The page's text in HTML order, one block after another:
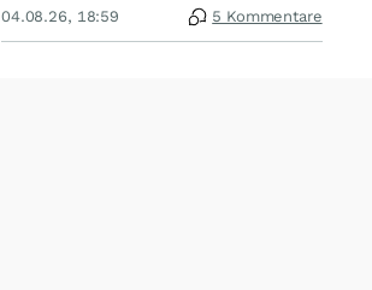
04.08.26, 18:59 5 Kommentare